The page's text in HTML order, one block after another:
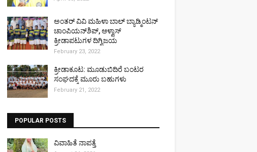
ಅಂತರ್ ವಿವಿ ಮಹಿಳಾ ಬಾಲ್ ಬ್ಯಾಡ್ಮಿಂಟನ್
ಚಾಂಪಿಯನ್‌ಶಿಪ್, ಆಳ್ವಾಸ್
ಕ್ರೀಡಾಪಟುಗಳ ದಿಗ್ವಿಜಯ
February 23, 2022
ಕ್ರೀಡಾಕೂಟ: ಮೂಡುಬಿದಿರೆ ಬಂಟರ
ಸಂಘದಕ್ಕೆ ಮೂರು ಬಹುಗಳು
February 21, 2022
POPULAR POSTS
ವಿವಾಹಿತೆ ನಾಪತ್ತೆ